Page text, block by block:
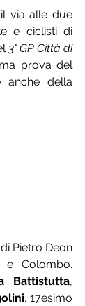
via alle due
e ciclisti di
3° GP Città di
prova del
anche della
Pietro Deon
e Colombo.
Battistutta,
, 17esimo